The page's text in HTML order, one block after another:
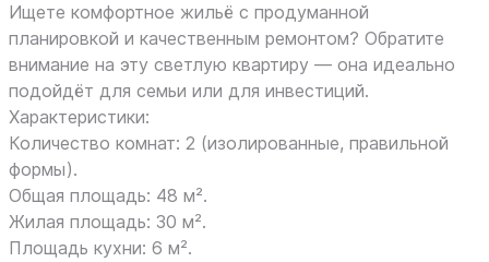
Ищете комфортное жильё с продуманной
планировкой и качественным ремонтом? Обратите
внимание на эту светлую квартиру — она идеально
подойдёт для семьи или для инвестиций.
Характеристики:
Количество комнат: 2 (изолированные, правильной
формы).
Общая площадь: 48 м².
Жилая площадь: 30 м².
Площадь кухни: 6 м².